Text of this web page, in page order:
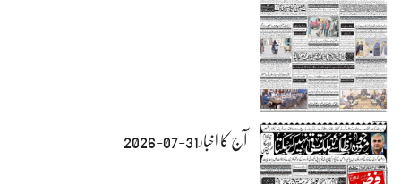
آج کا اخبار31-07-2026